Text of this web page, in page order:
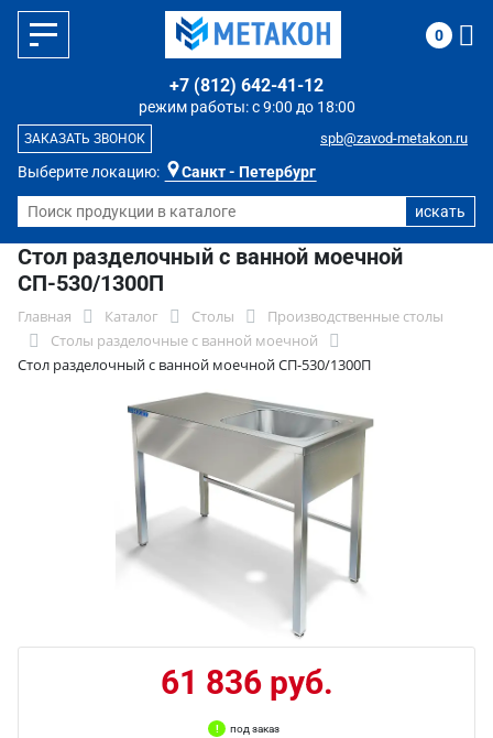
Выберите локацию: Санкт - Петербург
режим работы: с 9:00 до 18:00
+7 (812) 642-41-12
spb@zavod-metakon.ru
ЗАКАЗАТЬ ЗВОНОК
0
Стол разделочный с ванной моечной
СП-530/1300П
Главная Каталог Столы
Производственные столы
Столы разделочные с ванной моечной
Стол разделочный с ванной моечной СП-530/1300П
61 836 руб.
под заказ